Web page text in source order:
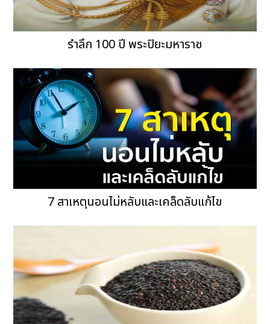
รำลึก 100 ปี พระปิยะมหาราช
7 สาเหตุนอนไม่หลับและเคล็ดลับแก้ไข